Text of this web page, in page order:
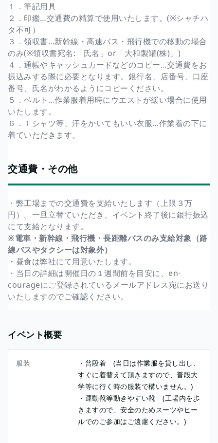
１．筆記用具
２．印鑑…交通費の精算で使用いたします。(※シャチハ
タ不可）
３．領収書…新幹線・高速バス・飛行機での移動の場合
のみ(※領収書宛名:「氏名」or「大和製罐(株)」)
４．通帳やキャッシュカードなどのコピー…交通費をお
振込みする際に必要となります。銀行名、店番号、口座
番号、氏名がわかるようにコピーください。
５．ベルト…作業服着用時にウエストが緩い場合に使用
いたします。
６．Ｔシャツ等、汗をかいてもいい衣服…作業着の下に
着ていただきます。
交通費・その他
・弊工場までの交通費を支給いたします（上限３万
円）。一旦立替ていただき、イベント終了後に銀行振込
にて支給となります。
※電車・新幹線・飛行機・長距離バスのみ支給対象（路
線バスやタクシーは対象外）
・昼食は弊社にて用意いたします。
・当日の詳細は開催日の１週間前を目安に、en-
courageにご登録されているメールアドレス宛にお送り
いたしますのでご確認ください。
イベント概要
服装
・普段着 (当日は作業服を貸し出し、
すぐに着替えて頂きますので、普段大
学等に行く時の服装で構いません。)
・運動靴等動きやすい靴 (工場内を歩
きますので、安全のためスーツやヒー
ルでのご参加はご遠慮ください。)